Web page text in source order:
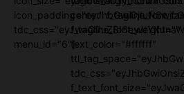
menu_id="6"]
center"
f_tagline_font_weight=""
text_color="#ffffff"